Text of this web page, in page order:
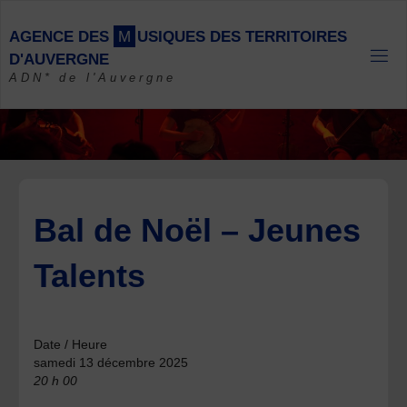
content
AGENCE DES M USIQUES DES TERRITOIRES
D'AUVERGNE
ADN* de l'Auvergne
Bal de Noël – Jeunes
Talents
Date / Heure
samedi 13 décembre 2025
20 h 00